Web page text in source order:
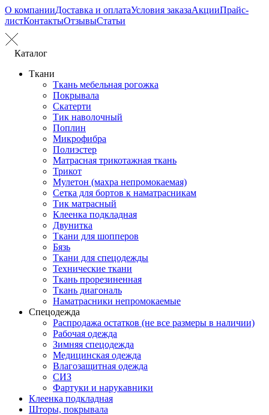
О компанииДоставка и оплатаУсловия заказаАкцииПрайс-
листКонтактыОтзывыСтатьи
Каталог
Ткани
Ткань мебельная рогожка
Покрывала
Скатерти
Тик наволочный
Поплин
Микрофибра
Полиэстер
Матрасная трикотажная ткань
Трикот
Мулетон (махра непромокаемая)
Сетка для бортов к наматрасникам
Тик матрасный
Клеенка подкладная
Двунитка
Ткани для шопперов
Бязь
Ткани для спецодежды
Технические ткани
Ткань прорезиненная
Ткань диагональ
Наматрасники непромокаемые
Спецодежда
Распродажа остатков (не все размеры в наличии)
Рабочая одежда
Зимняя спецодежда
Медицинская одежда
Влагозащитная одежда
СИЗ
Фартуки и нарукавники
Клеенка подкладная
Шторы, покрывала